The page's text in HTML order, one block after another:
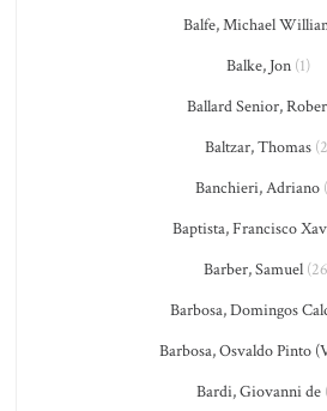
Balfe, Michael
Balke, Jon (1)
Ballard Senior,
Baltzar, Thomas
Banchieri, Adriano
Baptista, Francisco
Barber, Samuel
Barbosa, Domingos
Barbosa, Osvaldo Pinto
Bardi, Giovanni de